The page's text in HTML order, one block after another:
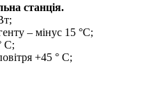
станція.
– мінус 15 °С;
С;
+45 ° С;